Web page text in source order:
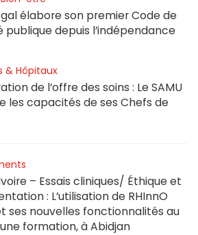
élabore son premier Code de
publique depuis l’indépendance
& Hôpitaux
de l’offre des soins : Le SAMU
les capacités de ses Chefs de
– Essais cliniques/ Éthique et
: L’utilisation de RHInnO
ses nouvelles fonctionnalités au
formation, à Abidjan